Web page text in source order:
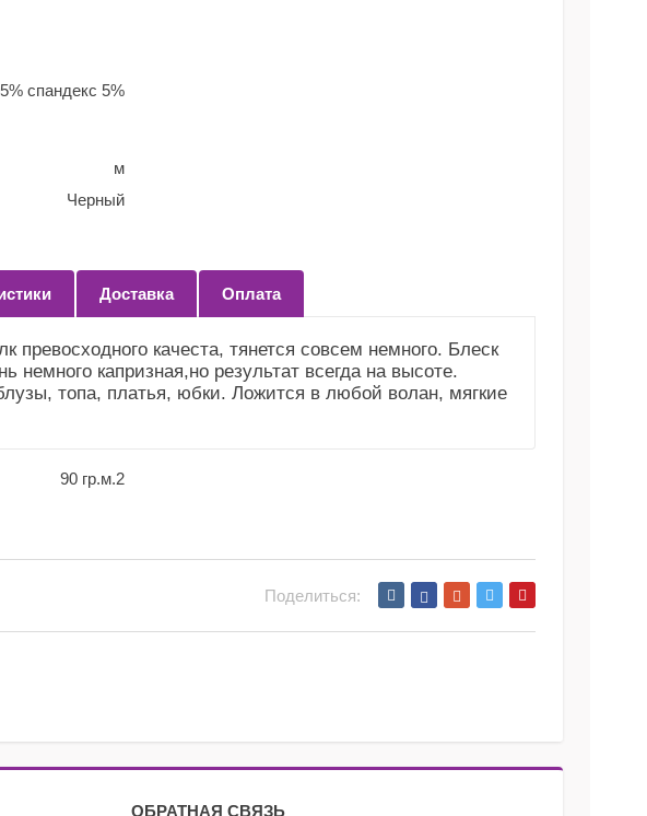
спандекс 5%
м
Черный
до
40"
90 гр.м.2
Доставка Оплата
превосходного качеста, тянется совсем немного. Блеск
немного капризная,но результат всегда на высоте.
топа, платья, юбки. Ложится в любой волан, мягкие
Поделиться:
ОБРАТНАЯ СВЯЗЬ